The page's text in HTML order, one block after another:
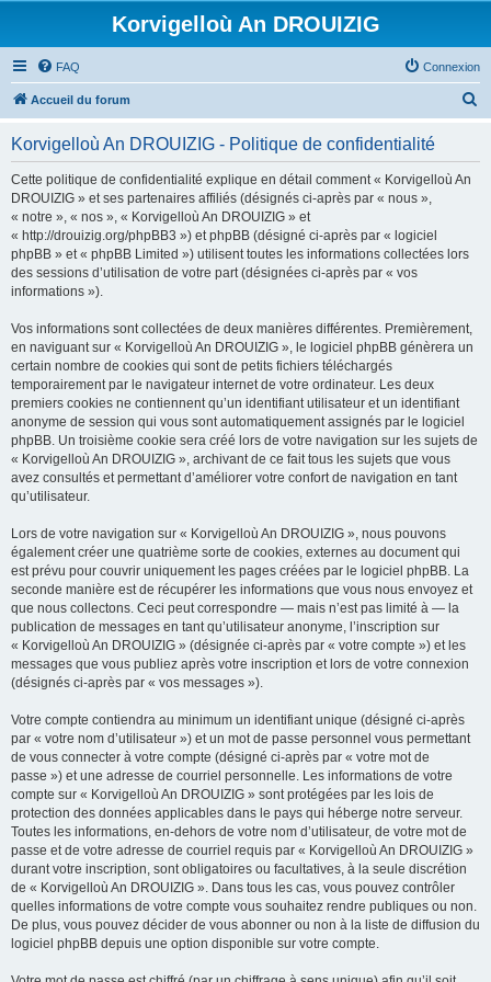
Korvigelloù An DROUIZIG
FAQ Connexion
Accueil du forum
Korvigelloù An DROUIZIG - Politique de confidentialité
Cette politique de confidentialité explique en détail comment « Korvigelloù An
DROUIZIG » et ses partenaires affiliés (désignés ci-après par « nous »,
« notre », « nos », « Korvigelloù An DROUIZIG » et
« http://drouizig.org/phpBB3 ») et phpBB (désigné ci-après par « logiciel
phpBB » et « phpBB Limited ») utilisent toutes les informations collectées lors
des sessions d’utilisation de votre part (désignées ci-après par « vos
informations »).
Vos informations sont collectées de deux manières différentes. Premièrement,
en naviguant sur « Korvigelloù An DROUIZIG », le logiciel phpBB génèrera un
certain nombre de cookies qui sont de petits fichiers téléchargés
temporairement par le navigateur internet de votre ordinateur. Les deux
premiers cookies ne contiennent qu’un identifiant utilisateur et un identifiant
anonyme de session qui vous sont automatiquement assignés par le logiciel
phpBB. Un troisième cookie sera créé lors de votre navigation sur les sujets de
« Korvigelloù An DROUIZIG », archivant de ce fait tous les sujets que vous
avez consultés et permettant d’améliorer votre confort de navigation en tant
qu’utilisateur.
Lors de votre navigation sur « Korvigelloù An DROUIZIG », nous pouvons
également créer une quatrième sorte de cookies, externes au document qui
est prévu pour couvrir uniquement les pages créées par le logiciel phpBB. La
seconde manière est de récupérer les informations que vous nous envoyez et
que nous collectons. Ceci peut correspondre — mais n’est pas limité à — la
publication de messages en tant qu’utilisateur anonyme, l’inscription sur
« Korvigelloù An DROUIZIG » (désignée ci-après par « votre compte ») et les
messages que vous publiez après votre inscription et lors de votre connexion
(désignés ci-après par « vos messages »).
Votre compte contiendra au minimum un identifiant unique (désigné ci-après
par « votre nom d’utilisateur ») et un mot de passe personnel vous permettant
de vous connecter à votre compte (désigné ci-après par « votre mot de
passe ») et une adresse de courriel personnelle. Les informations de votre
compte sur « Korvigelloù An DROUIZIG » sont protégées par les lois de
protection des données applicables dans le pays qui héberge notre serveur.
Toutes les informations, en-dehors de votre nom d’utilisateur, de votre mot de
passe et de votre adresse de courriel requis par « Korvigelloù An DROUIZIG »
durant votre inscription, sont obligatoires ou facultatives, à la seule discrétion
de « Korvigelloù An DROUIZIG ». Dans tous les cas, vous pouvez contrôler
quelles informations de votre compte vous souhaitez rendre publiques ou non.
De plus, vous pouvez décider de vous abonner ou non à la liste de diffusion du
logiciel phpBB depuis une option disponible sur votre compte.